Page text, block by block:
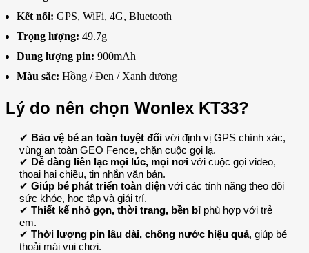
Kết nối: GPS, WiFi, 4G, Bluetooth
Trọng lượng: 49.7g
Dung lượng pin: 900mAh
Màu sắc: Hồng / Đen / Xanh dương
Lý do nên chọn Wonlex KT33?
✔ Bảo vệ bé an toàn tuyệt đối với định vị GPS chính xác,
vùng an toàn GEO Fence, chặn cuộc gọi lạ.
✔ Dễ dàng liên lạc mọi lúc, mọi nơi với cuộc gọi video,
thoại hai chiều, tin nhắn văn bản.
✔ Giúp bé phát triển toàn diện với các tính năng theo dõi
sức khỏe, học tập và giải trí.
✔ Thiết kế nhỏ gọn, thời trang, bền bỉ phù hợp với trẻ
em.
✔ Thời lượng pin lâu dài, chống nước hiệu quả, giúp bé
thoải mái vui chơi.